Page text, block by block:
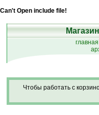
Can't Open include file!
Чтобы работать с